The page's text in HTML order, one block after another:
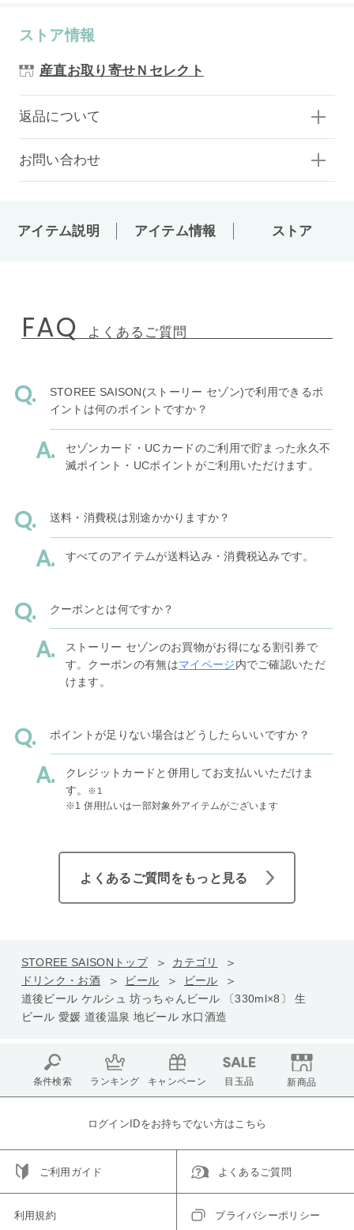
ストア情報
産直お取り寄せＮセレクト
返品について
お問い合わせ
アイテム説明 アイテム情報 ストア
FAQ よくあるご質問
STOREE SAISON(ストーリー セゾン)で利用できるポ
イントは何のポイントですか？
セゾンカード・UCカードのご利用で貯まった永久不
滅ポイント・UCポイントがご利用いただけます。
送料・消費税は別途かかりますか？
すべてのアイテムが送料込み・消費税込みです。
クーポンとは何ですか？
ストーリー セゾンのお買物がお得になる割引券で
す。クーポンの有無はマイページ内でご確認いただ
けます。
ポイントが足りない場合はどうしたらいいですか？
クレジットカードと併用してお支払いいただけま
す。
※1
※1 併用払いは一部対象外アイテムがございます
よくあるご質問をもっと見る
STOREE SAISONトップ
カテゴリ
ドリンク・お酒
ビール
ビール
道後ビール ケルシュ 坊っちゃんビール 〔330ml×8〕 生
ビール 愛媛 道後温泉 地ビール 水口酒造
条件検索 ランキング キャンペーン 目玉品 新商品
ログインIDをお持ちでない方はこちら
ご利用ガイド よくあるご質問
利用規約 プライバシーポリシー